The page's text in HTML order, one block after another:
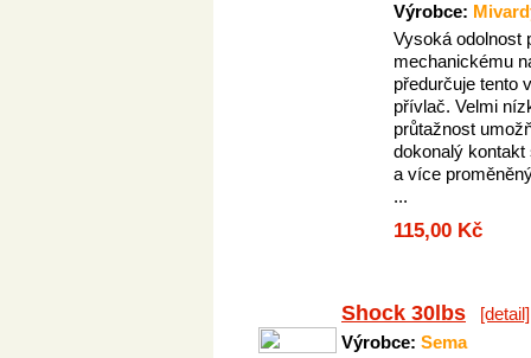
Výrobce:
Vysoká odolnost
mechanickému
předurčuje tento
přívlač. Velmi
průtažnost
dokonalý kontakt
a více
...
115,00 Kč
Shock 30lbs
[detail]
Výrobce: Sema